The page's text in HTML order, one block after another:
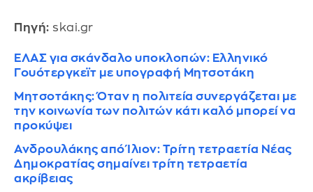
Πηγή: skai.gr
ΕΛΑΣ για σκάνδαλο υποκλοπών: Ελληνικό
Γουότεργκεϊτ με υπογραφή Μητσοτάκη
Μητσοτάκης: Όταν η πολιτεία συνεργάζεται με
την κοινωνία των πολιτών κάτι καλό μπορεί να
προκύψει
Ανδρουλάκης από Ίλιον: Τρίτη τετραετία Νέας
Δημοκρατίας σημαίνει τρίτη τετραετία
ακρίβειας